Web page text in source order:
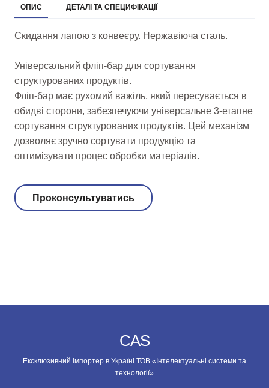
ОПИС ДЕТАЛІ ТА СПЕЦИФІКАЦІЇ
Скидання лапою з конвеєру. Нержавіюча сталь.
Універсальний фліп-бар для сортування
структурованих продуктів.
Фліп-бар має рухомий важіль, який пересувається в
обидві сторони, забезпечуючи універсальне 3-етапне
сортування структурованих продуктів. Цей механізм
дозволяє зручно сортувати продукцію та
оптимізувати процес обробки матеріалів.
Проконсультуватись
CAS
Ексклюзивний імпортер в Україні ТОВ «Інтелектуальні системи та
технології»